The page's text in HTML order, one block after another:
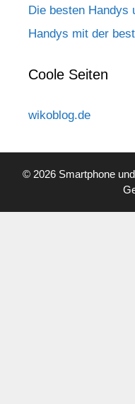
Die besten Handys
Handys mit der
Coole Seiten
wikoblog.de
© 2026 Smartphone